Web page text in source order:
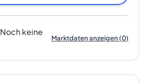
Noch keine
Marktdaten anzeigen(0)